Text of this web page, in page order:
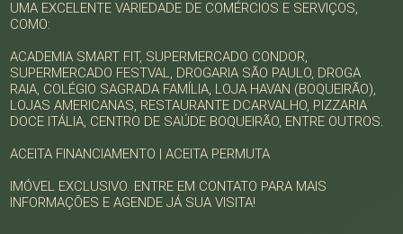
UMA EXCELENTE VARIEDADE DE COMÉRCIOS E SERVIÇOS,
COMO:
ACADEMIA SMART FIT, SUPERMERCADO CONDOR,
SUPERMERCADO FESTVAL, DROGARIA SÃO PAULO, DROGA
RAIA, COLÉGIO SAGRADA FAMÍLIA, LOJA HAVAN (BOQUEIRÃO),
LOJAS AMERICANAS, RESTAURANTE DCARVALHO, PIZZARIA
DOCE ITÁLIA, CENTRO DE SAÚDE BOQUEIRÃO, ENTRE OUTROS.
ACEITA FINANCIAMENTO | ACEITA PERMUTA
IMÓVEL EXCLUSIVO. ENTRE EM CONTATO PARA MAIS
INFORMAÇÕES E AGENDE JÁ SUA VISITA!